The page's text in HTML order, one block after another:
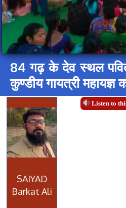
84 गढ़ के देव स्थल
कुण्डीय गायत्री
Listen to
SAIYAD
Barkat Ali